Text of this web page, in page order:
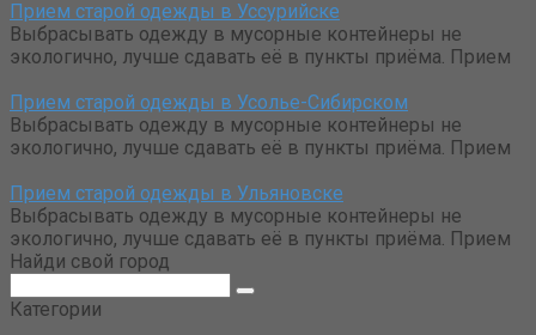
Прием старой одежды в Уссурийске
Выбрасывать одежду в мусорные контейнеры не
экологично, лучше сдавать её в пункты приёма. Прием
Прием старой одежды в Усолье-Сибирском
Выбрасывать одежду в мусорные контейнеры не
экологично, лучше сдавать её в пункты приёма. Прием
Прием старой одежды в Ульяновске
Выбрасывать одежду в мусорные контейнеры не
экологично, лучше сдавать её в пункты приёма. Прием
Найди свой город
Категории